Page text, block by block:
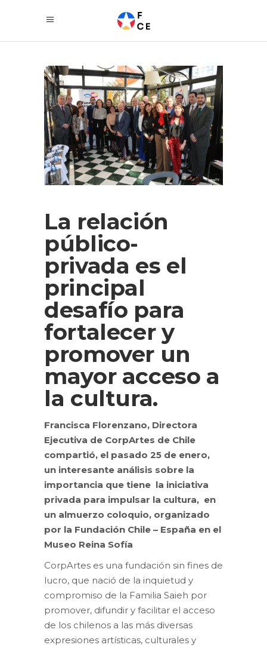
La relación
público-
privada es el
principal
desafío para
fortalecer y
promover un
mayor acceso a
la cultura.
Francisca Florenzano, Directora
Ejecutiva de CorpArtes de Chile
compartió, el pasado 25 de enero,
un interesante análisis sobre la
importancia que tiene la iniciativa
privada para impulsar la cultura, en
un almuerzo coloquio, organizado
por la Fundación Chile – España en el
Museo Reina Sofía
CorpArtes es una fundación sin fines de
lucro, que nació de la inquietud y
compromiso de la Familia Saieh por
promover, difundir y facilitar el acceso
de los chilenos a las más diversas
expresiones artísticas, culturales y